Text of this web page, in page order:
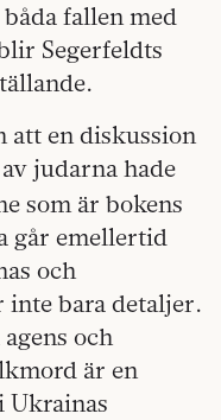
fallen med
Segerfeldts
att en diskussion
judarna hade
som är bokens
går emellertid
och
inte bara detaljer.
och
är en
Ukrainas